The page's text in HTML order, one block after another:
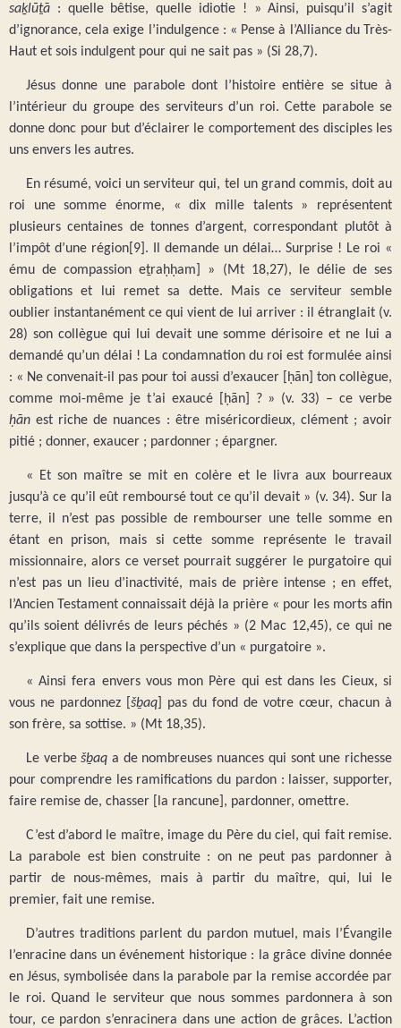
saḵlūṯā : quelle bêtise, quelle idiotie ! » Ainsi, puisqu’il s’agit
d’ignorance, cela exige l’indulgence : « Pense à l’Alliance du Très-
Haut et sois indulgent pour qui ne sait pas » (Si 28,7).
Jésus donne une parabole dont l’histoire entière se situe à
l’intérieur du groupe des serviteurs d’un roi. Cette parabole se
donne donc pour but d’éclairer le comportement des disciples les
uns envers les autres.
En résumé, voici un serviteur qui, tel un grand commis, doit au
roi une somme énorme, « dix mille talents » représentent
plusieurs centaines de tonnes d’argent, correspondant plutôt à
l’impôt d’une région[9]. Il demande un délai… Surprise ! Le roi «
ému de compassion eṯraḥḥam] » (Mt 18,27), le délie de ses
obligations et lui remet sa dette. Mais ce serviteur semble
oublier instantanément ce qui vient de lui arriver : il étranglait (v.
28) son collègue qui lui devait une somme dérisoire et ne lui a
demandé qu’un délai ! La condamnation du roi est formulée ainsi
: « Ne convenait-il pas pour toi aussi d’exaucer [ḥān] ton collègue,
comme moi-même je t’ai exaucé [ḥān] ? » (v. 33) – ce verbe
ḥān est riche de nuances : être miséricordieux, clément ; avoir
pitié ; donner, exaucer ; pardonner ; épargner.
« Et son maître se mit en colère et le livra aux bourreaux
jusqu’à ce qu’il eût remboursé tout ce qu’il devait » (v. 34). Sur la
terre, il n’est pas possible de rembourser une telle somme en
étant en prison, mais si cette somme représente le travail
missionnaire, alors ce verset pourrait suggérer le purgatoire qui
n’est pas un lieu d’inactivité, mais de prière intense ; en effet,
l’Ancien Testament connaissait déjà la prière « pour les morts afin
qu’ils soient délivrés de leurs péchés » (2 Mac 12,45), ce qui ne
s’explique que dans la perspective d’un « purgatoire ».
« Ainsi fera envers vous mon Père qui est dans les Cieux, si
vous ne pardonnez [ šḇaq ] pas du fond de votre cœur, chacun à
son frère, sa sottise. » (Mt 18,35).
Le verbešḇaq a de nombreuses nuances qui sont une richesse
pour comprendre les ramifications du pardon : laisser, supporter,
faire remise de, chasser [la rancune], pardonner, omettre.
C’est d’abord le maître, image du Père du ciel, qui fait remise.
La parabole est bien construite : on ne peut pas pardonner à
partir de nous-mêmes, mais à partir du maître, qui, lui le
premier, fait une remise.
D’autres traditions parlent du pardon mutuel, mais l’Évangile
l’enracine dans un événement historique : la grâce divine donnée
en Jésus, symbolisée dans la parabole par la remise accordée par
le roi. Quand le serviteur que nous sommes pardonnera à son
tour, ce pardon s’enracinera dans une action de grâces. L’action